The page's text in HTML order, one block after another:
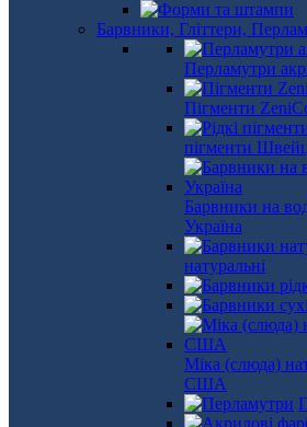
Барвники, Гліттери,
Перламутри
Пігменти
пігменти
Барвники на
Україна
натуральні
Міка (слюда)
США